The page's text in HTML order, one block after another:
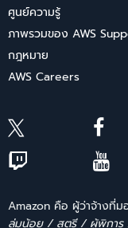
ศูนย์ความรู้
ภาพรวมของ AWS
กฎหมาย
AWS Careers
Amazon คือ ผู้ว่าจ้างที่ม
ลุ่มน้อย / สตรี / ผู้พิกา